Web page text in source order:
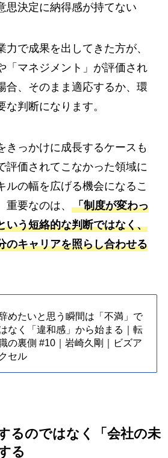
思決定に納得感が持てない
で成果を出してきた方が、
「マネジメント」が評価され
合、そのまま適応するか、環
判断になります。
きっかけに成長するケースも
評価されてこなかった領域に
ルの幅を広げる機会になるこ
重要なのは、 「制度が変わっ
いう短絡的な判断ではなく、
のキャリアを照らし合わせる
めたいと思う瞬間は「不満」で
なく「違和感」から始まる｜転
の裏側 #10｜岩崎久剛｜ビズア
クセル
るのではなく「会社の未
る